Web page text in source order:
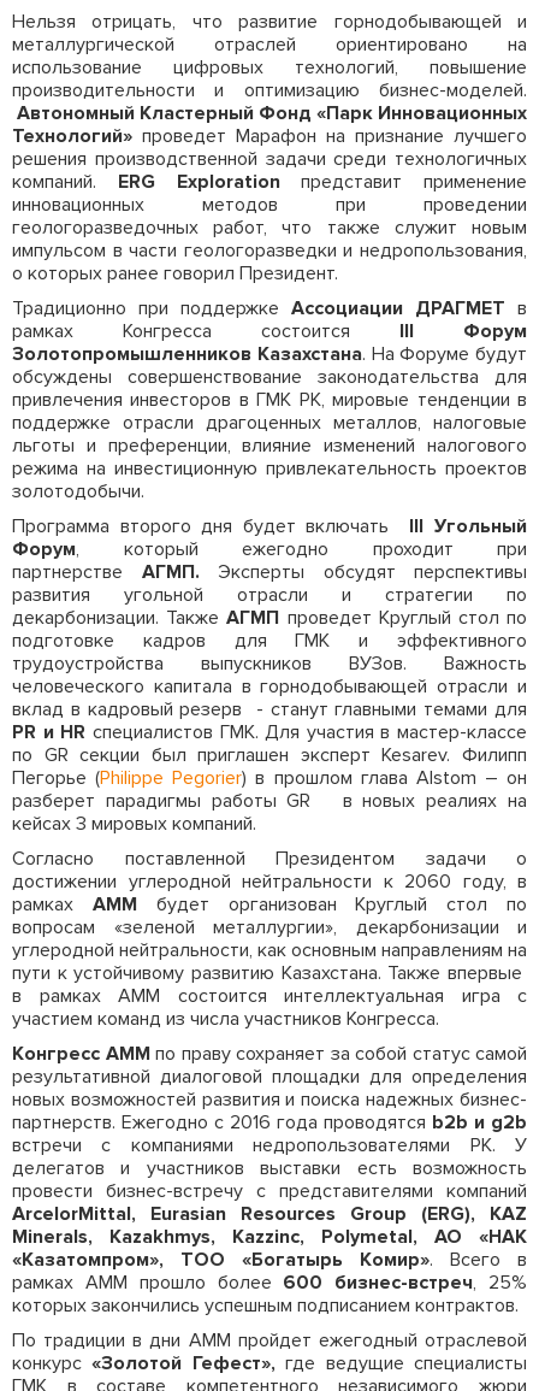
Нельзя отрицать, что развитие горнодобывающей и
металлургической отраслей ориентировано на
использование цифровых технологий, повышение
производительности и оптимизацию бизнес-моделей.
Автономный Кластерный Фонд «Парк Инновационных
Технологий» проведет Марафон на признание лучшего
решения производственной задачи среди технологичных
компаний. ERG Exploration представит применение
инновационных методов при проведении
геологоразведочных работ, что также служит новым
импульсом в части геологоразведки и недропользования,
о которых ранее говорил Президент.
Традиционно при поддержке Ассоциации ДРАГМЕТ в
рамках Конгресса состоится III Форум
Золотопромышленников Казахстана. На Форуме будут
обсуждены совершенствование законодательства для
привлечения инвесторов в ГМК РК, мировые тенденции в
поддержке отрасли драгоценных металлов, налоговые
льготы и преференции, влияние изменений налогового
режима на инвестиционную привлекательность проектов
золотодобычи.
Программа второго дня будет включать III Угольный
Форум, который ежегодно проходит при
партнерстве АГМП. Эксперты обсудят перспективы
развития угольной отрасли и стратегии по
декарбонизации. Также АГМП проведет Круглый стол по
подготовке кадров для ГМК и эффективного
трудоустройства выпускников ВУЗов. Важность
человеческого капитала в горнодобывающей отрасли и
вклад в кадровый резерв - станут главными темами для
PR и HR специалистов ГМК. Для участия в мастер-классе
по GR секции был приглашен эксперт Kesarev. Филипп
Пегорье (Philippe Pegorier) в прошлом глава Alstom – он
разберет парадигмы работы GR в новых реалиях на
кейсах 3 мировых компаний.
Согласно поставленной Президентом задачи о
достижении углеродной нейтральности к 2060 году, в
рамках АММ будет организован Круглый стол по
вопросам «зеленой металлургии», декарбонизации и
углеродной нейтральности, как основным направлениям на
пути к устойчивому развитию Казахстана. Также впервые
в рамках АММ состоится интеллектуальная игра с
участием команд из числа участников Конгресса.
Конгресс АММ по праву сохраняет за собой статус самой
результативной диалоговой площадки для определения
новых возможностей развития и поиска надежных бизнес-
партнерств. Ежегодно с 2016 года проводятся b2b и g2b
встречи с компаниями недропользователями РК. У
делегатов и участников выставки есть возможность
провести бизнес-встречу с представителями компаний
ArcelorMittal, Eurasian Resources Group (ERG), KAZ
Minerals, Kazakhmys, Kazzinc, Polymetal, АО «НАК
«Казатомпром», ТОО «Богатырь Комир». Всего в
рамках АММ прошло более 600 бизнес-встреч, 25%
которых закончились успешным подписанием контрактов.
По традиции в дни АММ пройдет ежегодный отраслевой
конкурс«Золотой Гефест»,где ведущие специалисты
ГМК в составе компетентного независимого жюри